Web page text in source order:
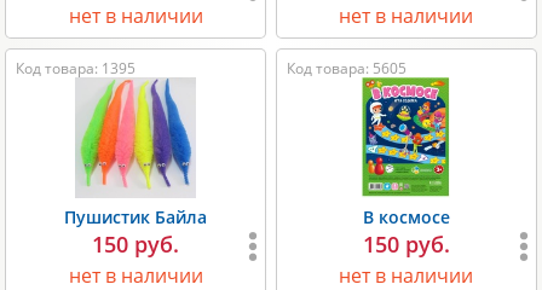
нет в наличии нет в наличии
Код товара: 1395
Пушистик Байла
150 руб.
нет в наличии
Код товара: 5605
В космосе
150 руб.
нет в наличии